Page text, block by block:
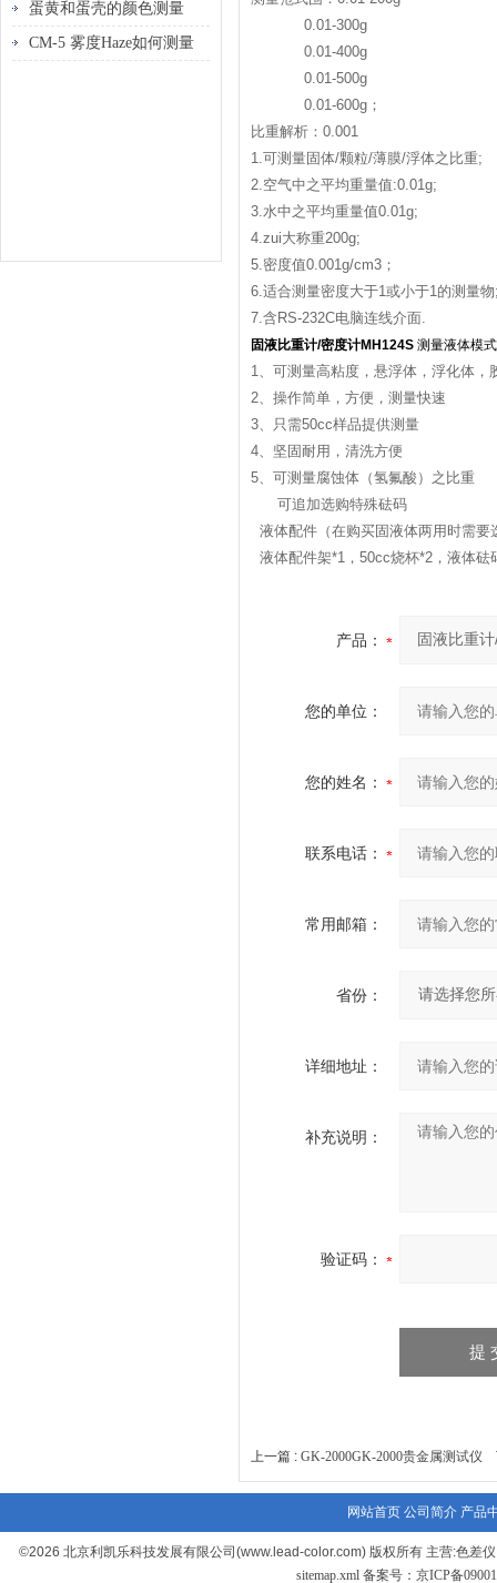
蛋黄和蛋壳的颜色测量
CM-5 雾度Haze如何测量
0.01-300g
0.01-400g
0.01-500g
0.01-600g；
比重解析：0.001
1.可测量固体/颗粒/薄膜/浮体之比重;
2.空气中之平均重量值:0.01g;
3.水中之平均重量值0.01g;
4.zui大称重200g;
5.密度值0.001g/cm3；
6.适合测量密度大于1或小于1的测量
7.含RS-232C电脑连线介面.
固液比重计/密度计MH124S 测量液体模式
1、可测量高粘度，悬浮体，浮化体，
2、操作简单，方便，测量快速
3、只需50cc样品提供测量
4、坚固耐用，清洗方便
5、可测量腐蚀体（氢氟酸）之比重
可追加选购特殊砝码
液体配件（在购买固液体两用时需要
液体配件架*1，50cc烧杯*2，液体砝
产品：
您的单位：
您的姓名：
联系电话：
常用邮箱：
省份：
详细地址：
补充说明：
验证码：
上一篇 : GK-2000GK-2000贵金属测试仪
网站首页 公司简介 产品
©2026 北京利凯乐科技发展有限公司(www.lead-color.com) 版权所有 主营:色差
sitemap.xml 备案号：京ICP备